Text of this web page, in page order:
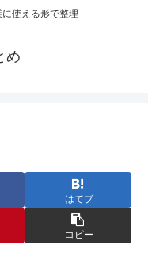
使える形で整理
め
はてブ
コピー